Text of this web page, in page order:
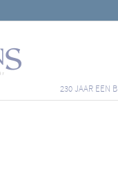
230 JAAR EEN